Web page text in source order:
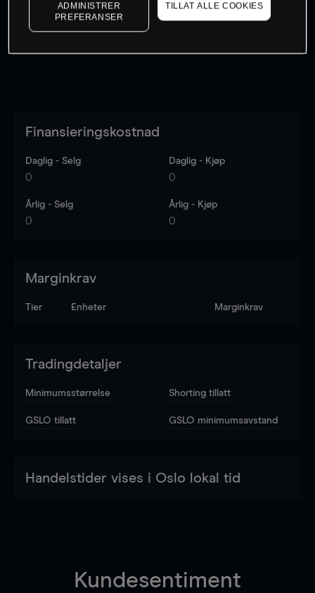
Kursene er veiledende. to see latest market data
Finansieringskostnad
Daglig - Selg
0
Daglig - Kjøp
0
Årlig - Selg
0
Årlig - Kjøp
0
Marginkrav
Tier Enheter Marginkrav
Tradingdetaljer
Minimumsstørrelse Shorting tillatt
GSLO tillatt GSLO minimumsavstand
Handelstider vises i Oslo lokal tid
Kundesentiment
ADMINISTRER
PREFERANSER
TILLAT ALLE COOKIES